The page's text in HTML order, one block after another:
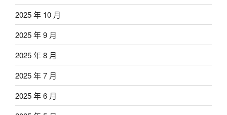
2025 年 10 月
2025 年 9 月
2025 年 8 月
2025 年 7 月
2025 年 6 月